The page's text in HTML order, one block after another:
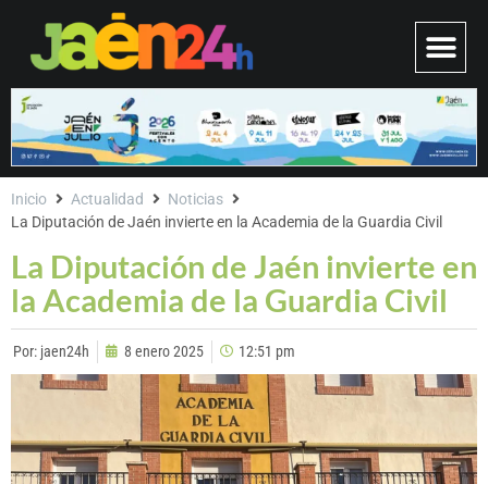
La Diputación de Jaén invierte en
la Academia de la Guardia Civil
Inicio Actualidad
Noticias
La Diputación de Jaén invierte en la Academia de la Guardia Civil
Por: jaen24h 8 enero 2025 12:51 pm